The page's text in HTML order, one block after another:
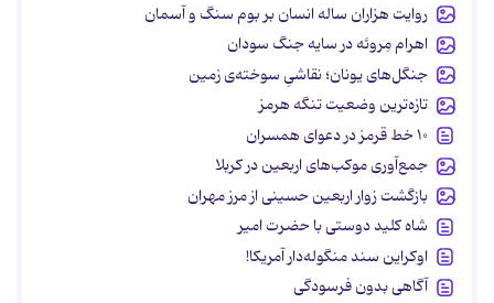
روایت هزاران ساله انسان بر بوم سنگ و آسمان
اهرام مِروئه در سایه جنگ سودان
جنگل‌های یونان؛ نقاشیِ سوخته‌ی زمین
تازه‌ترین وضعیت تنگه هرمز
۱۰ خط قرمز در دعوای همسران
جمع‌آوری موکب‌های اربعین در کربلا
بازگشت زوار اربعین حسینی از مرز مهران
شاه کلید دوستی با حضرت امیر
اوکراین سند منگوله‌دار آمریکا!
آگاهی بدون فرسودگی